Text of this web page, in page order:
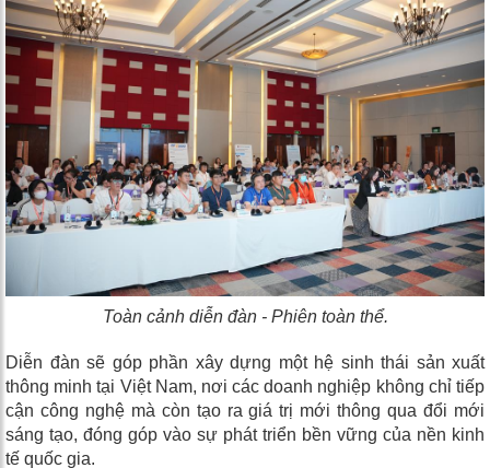
Toàn cảnh diễn đàn - Phiên toàn thể.
Diễn đàn sẽ góp phần xây dựng một hệ sinh thái sản xuất
thông minh tại Việt Nam, nơi các doanh nghiệp không chỉ tiếp
cận công nghệ mà còn tạo ra giá trị mới thông qua đổi mới
sáng tạo, đóng góp vào sự phát triển bền vững của nền kinh
tế quốc gia.